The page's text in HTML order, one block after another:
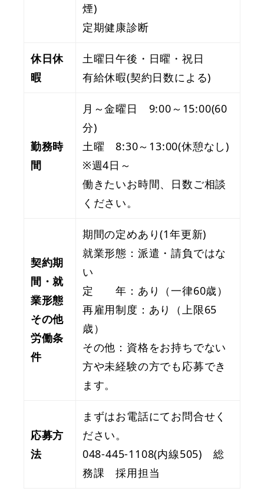
煙)
定期健康診断
休日休
暇
土曜日午後・日曜・祝日
有給休暇(契約日数による)
勤務時
間
月～金曜日 9:00～15:00(60
分)
土曜 8:30～13:00(休憩なし)
※週4日～
働きたいお時間、日数ご相談
ください。
契約期
間・就
業形態
その他
労働条
件
期間の定めあり(1年更新)
就業形態：派遣・請負ではな
い
定 年：あり（一律60歳）
再雇用制度：あり（上限65
歳）
その他：資格をお持ちでない
方や未経験の方でも応募でき
ます。
応募方
法
まずはお電話にてお問合せく
ださい。
048-445-1108(内線505) 総
務課 採用担当